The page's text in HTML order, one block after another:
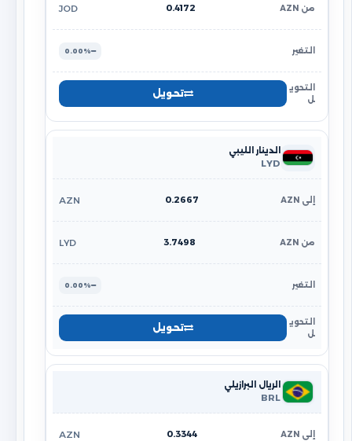
0.4172
JOD
0.00%
تحويل
الدينار الليبي
LYD
0.2667
AZN
3.7498
LYD
0.00%
تحويل
الريال البرازيلي
BRL
0.3344
AZN